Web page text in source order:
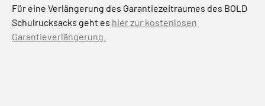
Für eine Verlängerung des Garantiezeitraumes des BOLD
Schulrucksacks geht es hier zur kostenlosen
Garantieverlängerung